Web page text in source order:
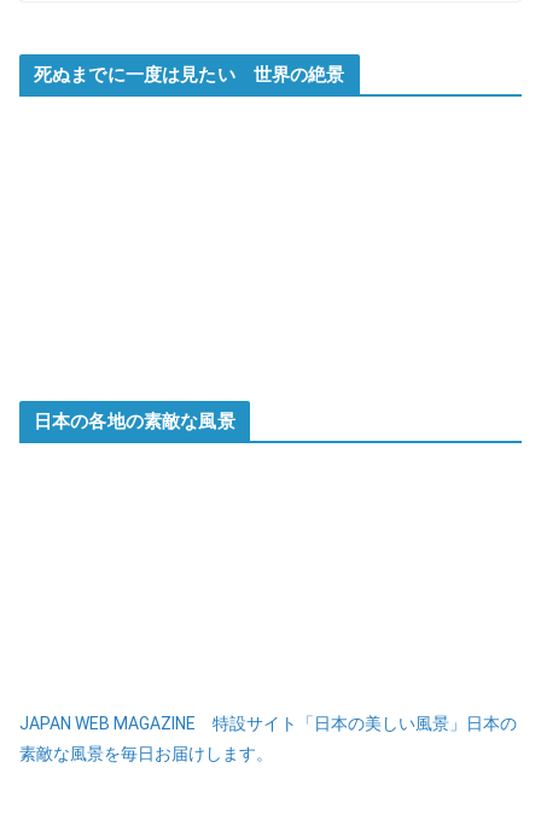
死ぬまでに一度は見たい 世界の絶景
日本の各地の素敵な風景
JAPAN WEB MAGAZINE 特設サイト「日本の美しい風景」日本の
素敵な風景を毎日お届けします。